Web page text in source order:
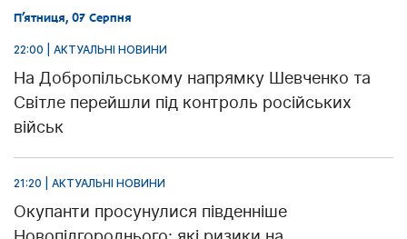
П’ятниця, 07 Серпня
22:00 | АКТУАЛЬНІ НОВИНИ
На Добропільському напрямку Шевченко та
Світле перейшли під контроль російських
військ
21:20 | АКТУАЛЬНІ НОВИНИ
Окупанти просунулися південніше